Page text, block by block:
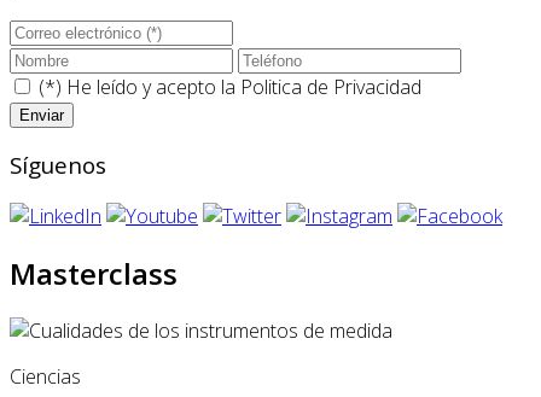
(*) He leído y acepto la Politica de Privacidad
Síguenos
Masterclass
Ciencias